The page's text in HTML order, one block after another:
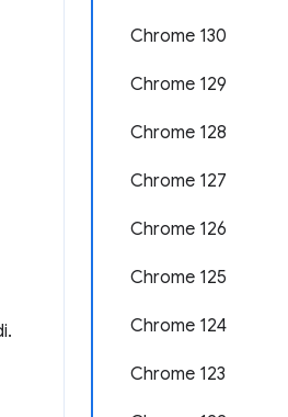
Chrome 130
Chrome 129
Chrome 128
Chrome 127
Chrome 126
Chrome 125
Chrome 124
Chrome 123